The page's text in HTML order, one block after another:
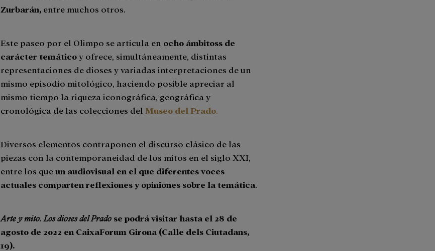
Zurbarán, entre muchos otros.
Este paseo por el Olimpo se articula en ocho ámbitoss de
carácter temáticoy ofrece, simultáneamente, distintas
representaciones de dioses y variadas interpretaciones de un
mismo episodio mitológico, haciendo posible apreciar al
mismo tiempo la riqueza iconográfica, geográfica y
cronológica de las colecciones del Museo del Prado.
Diversos elementos contraponen el discurso clásico de las
piezas con la contemporaneidad de los mitos en el siglo XXI,
entre los queun audiovisual en el que diferentes voces
actuales comparten reflexiones y opiniones sobre la temática.
Arte y mito. Los dioses del Prado se podrá visitar hasta el 28 de
agosto de 2022 en CaixaForum Girona (Calle dels Ciutadans,
19).